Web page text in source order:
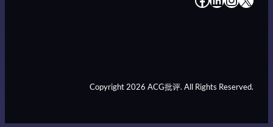
Copyright 2026 ACG批评. All Rights Reserved.